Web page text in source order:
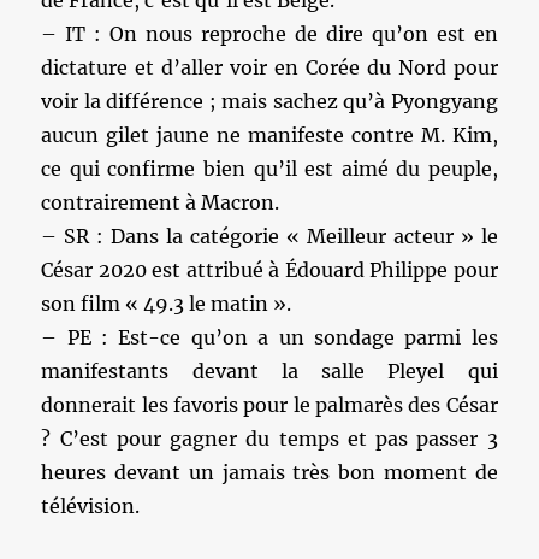
– IT : On nous reproche de dire qu’on est en
dictature et d’aller voir en Corée du Nord pour
voir la différence ; mais sachez qu’à Pyongyang
aucun gilet jaune ne manifeste contre M. Kim,
ce qui confirme bien qu’il est aimé du peuple,
contrairement à Macron.
– SR : Dans la catégorie « Meilleur acteur » le
César 2020 est attribué à Édouard Philippe pour
son film « 49.3 le matin ».
– PE : Est-ce qu’on a un sondage parmi les
manifestants devant la salle Pleyel qui
donnerait les favoris pour le palmarès des César
? C’est pour gagner du temps et pas passer 3
heures devant un jamais très bon moment de
télévision.